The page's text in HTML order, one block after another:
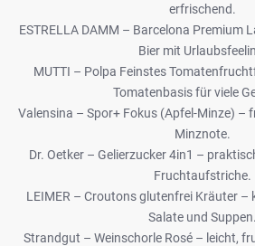
erfrischend.
ESTRELLA DAMM – Barcelona Premium
Bier mit
MUTTI – Polpa Feinstes
Tomatenbasis für viele
Valensina – Spor+ Fokus (Apfel-Minze) –
Minznote.
Dr. Oetker – Gelierzucker 4in1 –
Fruchtaufstriche.
LEIMER – Croutons glutenfrei Kräuter –
Salate und Suppen.
Strandgut – Weinschorle Rosé – leicht,